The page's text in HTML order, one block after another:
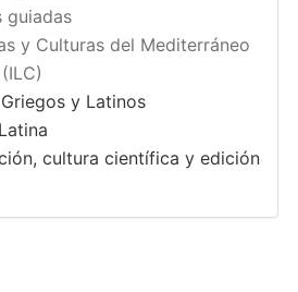
guiadas
y Culturas del Mediterráneo
y Latinos
cultura científica y edición